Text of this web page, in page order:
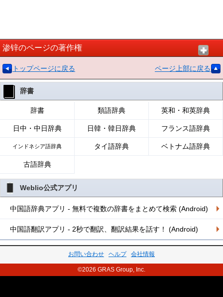
渗锌のページの著作権
トップページに戻る ページ上部に戻る
辞書
辞書 類語辞典 英和・和英辞典
日中・中日辞典 日韓・韓日辞典 フランス語辞典
インドネシア語辞典 タイ語辞典 ベトナム語辞典
古語辞典
Weblio公式アプリ
中国語辞典アプリ - 無料で複数の辞書をまとめて検索 (Android)
中国語翻訳アプリ - 2秒で翻訳、翻訳結果を話す！ (Android)
お問い合わせ ヘルプ 会社情報
©2026 GRAS Group, Inc.